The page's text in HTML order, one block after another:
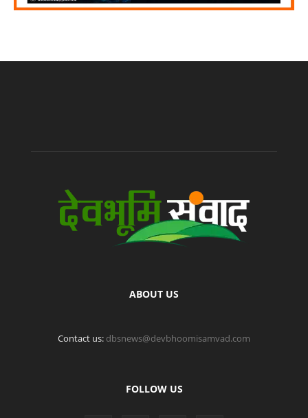
ABOUT US
Contact us: dbsnews@devbhoomisamvad.com
FOLLOW US